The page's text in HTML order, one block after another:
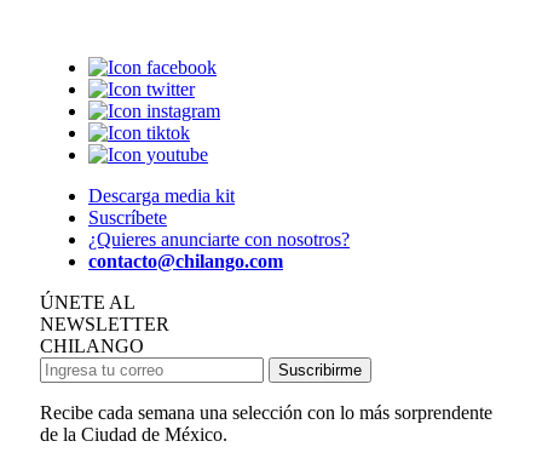
Descarga media kit
Suscríbete
¿Quieres anunciarte con nosotros?
contacto@chilango.com
ÚNETE AL
NEWSLETTER
CHILANGO
Suscribirme
Recibe cada semana una selección con lo más sorprendente
de la Ciudad de México.